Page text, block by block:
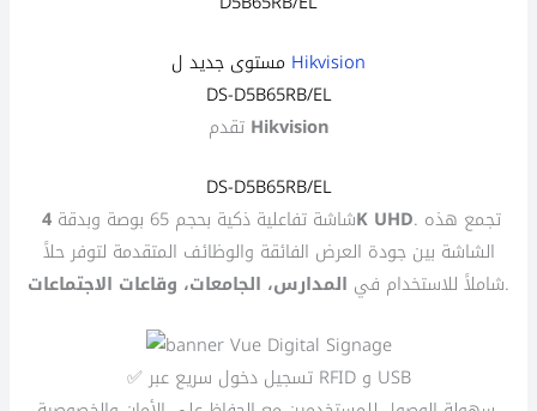
Hikvision
DS-D5B65RB/EL
تقدم Hikvision
DS-D5B65RB/EL
شاشة تفاعلية ذكية بحجم 65 بوصة وبدقة4K UHD. تجمع هذه
الشاشة بين جودة العرض الفائقة والوظائف المتقدمة لتوفر حلاً
شاملاً للاستخدام في المدارس، الجامعات، وقاعات الاجتماعات .
✅ تسجيل دخول سريع عبر RFID و USB